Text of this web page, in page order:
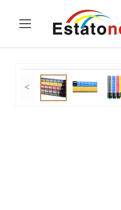
リコーカラー
<